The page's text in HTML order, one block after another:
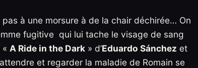
à une morsure à de la chair déchirée… On
fugitive qui lui tache le visage de sang
A Ride in the Dark » d’Eduardo Sánchez et
et regarder la maladie de Romain se